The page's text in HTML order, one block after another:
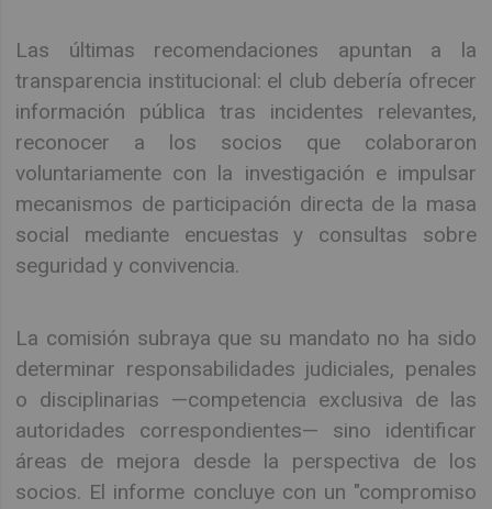
Las últimas recomendaciones apuntan a la
transparencia institucional: el club debería ofrecer
información pública tras incidentes relevantes,
reconocer a los socios que colaboraron
voluntariamente con la investigación e impulsar
mecanismos de participación directa de la masa
social mediante encuestas y consultas sobre
seguridad y convivencia.
La comisión subraya que su mandato no ha sido
determinar responsabilidades judiciales, penales
o disciplinarias —competencia exclusiva de las
autoridades correspondientes— sino identificar
áreas de mejora desde la perspectiva de los
socios. El informe concluye con un "compromiso